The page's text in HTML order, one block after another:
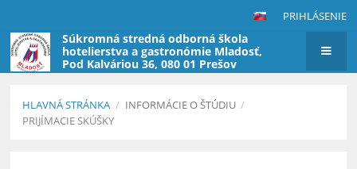
PRIHLÁSENIE
Súkromná stredná odborná škola
hotelierstva a gastronómie Mladosť,
Pod Kalváriou 36, 080 01 Prešov
(škola nevyberá poplatky za štúdium)
HLAVNÁ STRÁNKA / INFORMÁCIE O ŠTÚDIU /
PRIJÍMACIE SKÚŠKY